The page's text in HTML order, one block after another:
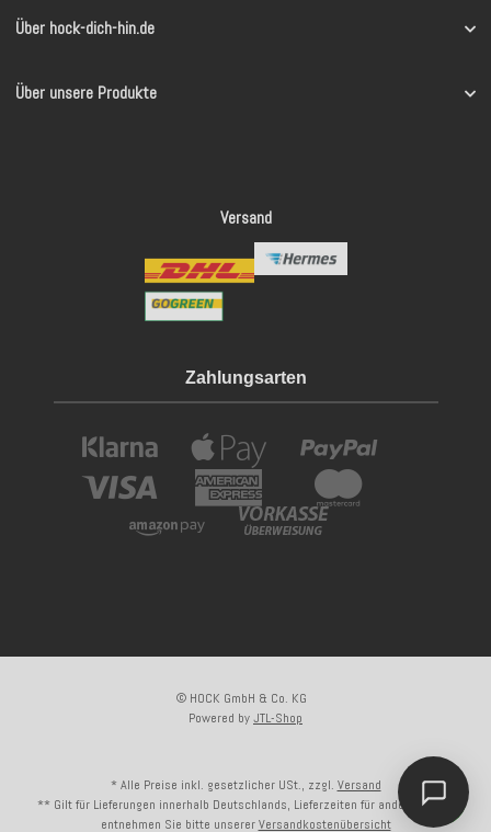
Über hock-dich-hin.de
Über unsere Produkte
Versand
Zahlungsarten
© HOCK GmbH & Co. KG
Powered byJTL-Shop
* Alle Preise inkl. gesetzlicher USt., zzgl. Versand
** Gilt für Lieferungen innerhalb Deutschlands, Lieferzeiten für andere Länder
entnehmen Sie bitte unsererVersandkostenübersicht
Kundenliebling
Dieser Artikel isthervorragend bewertet
und bei unseren Kunden sehr beliebt.